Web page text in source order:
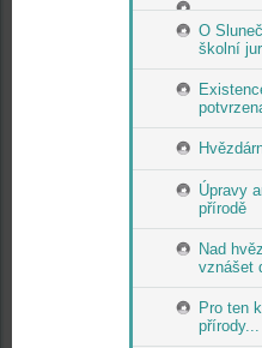
O
školní
Úpravy
přírodě
Nad
vznášet
Pro ten
přírody...